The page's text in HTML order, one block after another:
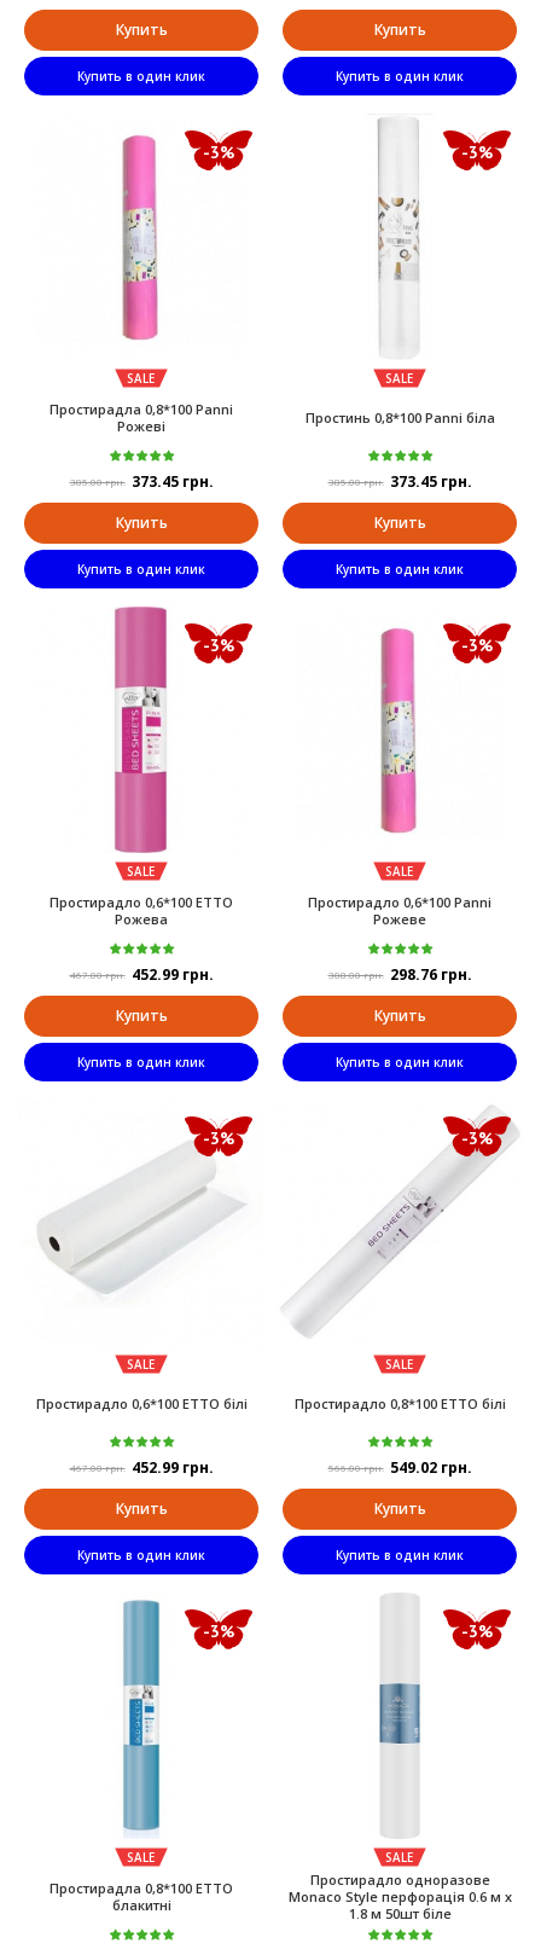
Купить
Купить в один клик
Купить
Купить в один клик
-3%
SALE
Простирадла 0,8*100 Panni
Рожеві
385.00 грн. 373.45 грн.
Купить
Купить в один клик
-3%
SALE
Простинь 0,8*100 Panni біла
385.00 грн. 373.45 грн.
Купить
Купить в один клик
-3%
SALE
Простирадло 0,6*100 ETTO
Рожева
467.00 грн. 452.99 грн.
Купить
Купить в один клик
-3%
SALE
Простирадло 0,6*100 Panni
Рожеве
308.00 грн. 298.76 грн.
Купить
Купить в один клик
-3%
SALE
Простирадло 0,6*100 ETTO білі
467.00 грн. 452.99 грн.
Купить
Купить в один клик
-3%
SALE
Простирадло 0,8*100 ETTO білі
566.00 грн. 549.02 грн.
Купить
Купить в один клик
-3%
SALE
Простирадла 0,8*100 ETTO
блакитні
-3%
SALE
Простирадло одноразове
Monaco Style перфорація 0.6 м х
1.8 м 50шт біле